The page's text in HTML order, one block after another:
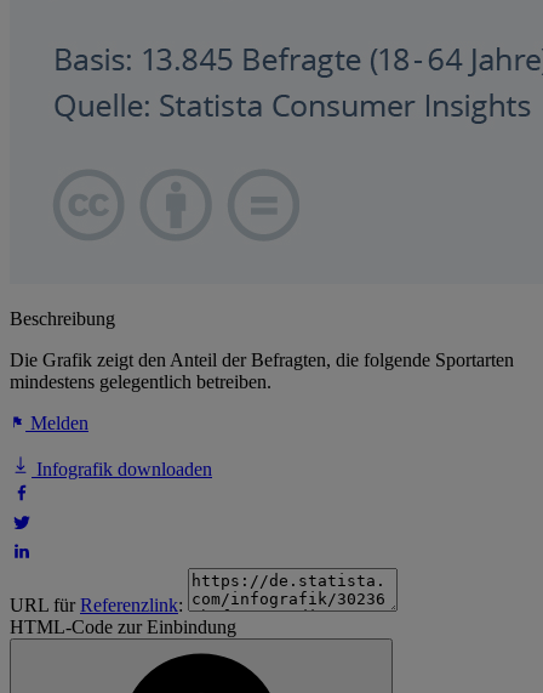
Beschreibung
Die Grafik zeigt den Anteil der Befragten, die folgende Sportarten
mindestens gelegentlich betreiben.
Melden
Infografik downloaden
URL fürReferenzlink:
HTML-Code zur Einbindung